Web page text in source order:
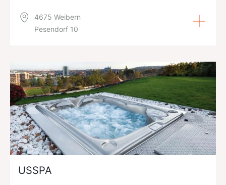
4675 Weibern
Pesendorf 10
USSPA